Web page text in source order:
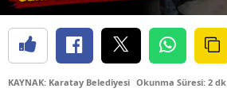
KAYNAK: Karatay Belediyesi Okunma Süresi: 2 dk